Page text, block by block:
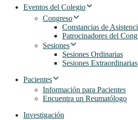
Eventos del Colegio
Congreso
Constancias de
Patrocinadores del
Sesiones
Sesiones Ordinarias
Sesiones Extraordinarias
Pacientes
Información para Pacientes
Encuentra un Reumatólogo
Investigación